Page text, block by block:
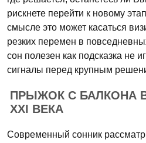
рискнете перейти к новому
смысле это может касаться
резких перемен в
сон полезен как подсказка не
сигналы перед крупным
ПРЫЖОК С БАЛКОНА
XXI ВЕКА
Современный сонник